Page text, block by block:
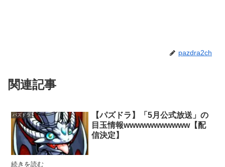
pazdra2ch
関連記事
パズドラ
【パズドラ】「5月公式放送」の
目玉情報wwwwwwwwwww【配
信決定】
続きを読む